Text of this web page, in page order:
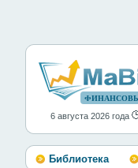
6 августа 2026 года
Библиотека